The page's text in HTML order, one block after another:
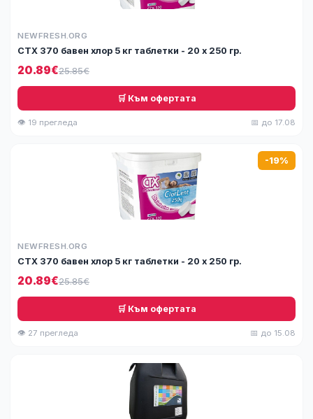
NEWFRESH.ORG
СТХ 370 бавен хлор 5 кг таблетки - 20 х 250 гр.
20.89€25.85€
🛒 Към офертата
👁 19 прегледа 📅 до 17.08
-19%
NEWFRESH.ORG
СТХ 370 бавен хлор 5 кг таблетки - 20 х 250 гр.
20.89€25.85€
🛒 Към офертата
👁 27 прегледа 📅 до 15.08